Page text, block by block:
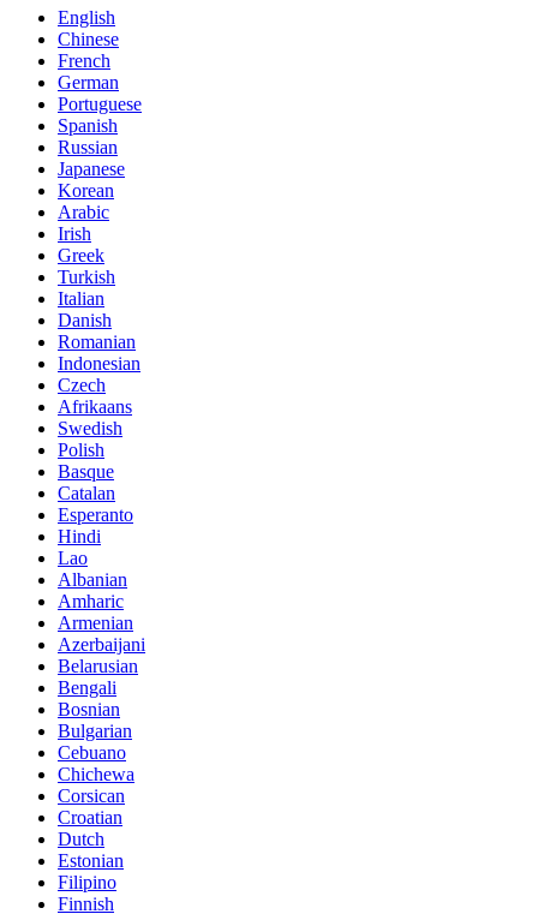
English
Chinese
French
German
Portuguese
Spanish
Russian
Japanese
Korean
Arabic
Irish
Greek
Turkish
Italian
Danish
Romanian
Indonesian
Czech
Afrikaans
Swedish
Polish
Basque
Catalan
Esperanto
Hindi
Lao
Albanian
Amharic
Armenian
Azerbaijani
Belarusian
Bengali
Bosnian
Bulgarian
Cebuano
Chichewa
Corsican
Croatian
Dutch
Estonian
Filipino
Finnish